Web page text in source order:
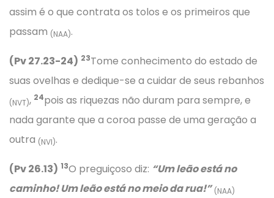
assim é o que contrata os tolos e os primeiros que
passam (NAA).
(Pv 27.23-24) 23Tome conhecimento do estado de
suas ovelhas e dedique-se a cuidar de seus rebanhos
(NVT), 24pois as riquezas não duram para sempre, e
nada garante que a coroa passe de uma geração a
outra (NVI).
(Pv 26.13) 13O preguiçoso diz: “Um leão está no
caminho! Um leão está no meio da rua!” (NAA)